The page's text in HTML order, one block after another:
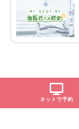
ネットで予約